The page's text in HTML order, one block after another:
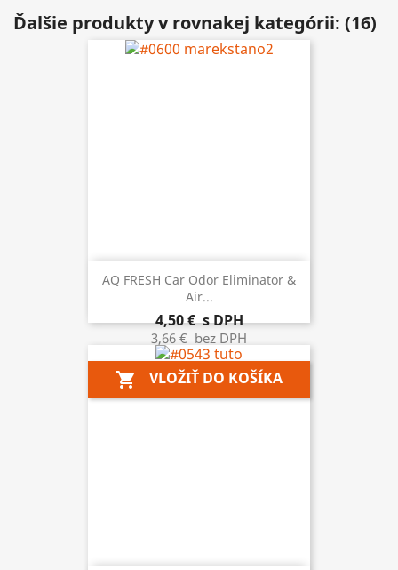
Ďalšie produkty v rovnakej kategórii: (16)
AQ FRESH Car Odor Eliminator &
Air...
4,50 €s DPH
3,66 € bez DPH
shopping_cart VLOŽIŤ DO KOŠÍKA